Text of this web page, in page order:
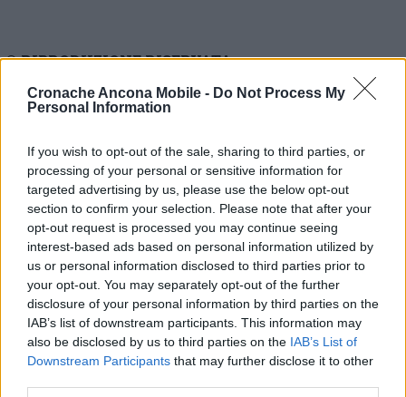
Cronache Ancona Mobile - Do Not Process My
Personal Information
If you wish to opt-out of the sale, sharing to third parties, or
processing of your personal or sensitive information for
targeted advertising by us, please use the below opt-out
section to confirm your selection. Please note that after your
opt-out request is processed you may continue seeing
interest-based ads based on personal information utilized by
us or personal information disclosed to third parties prior to
your opt-out. You may separately opt-out of the further
disclosure of your personal information by third parties on the
IAB’s list of downstream participants. This information may
also be disclosed by us to third parties on the IAB’s List of
Downstream Participants that may further disclose it to other
© RIPRODUZIONE RISERVATA
Vai alla home
Commenti
Nessun commento presente
Commenta